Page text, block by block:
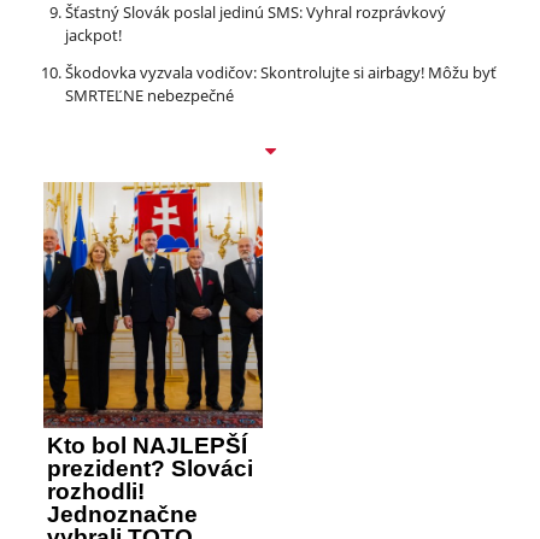
Šťastný Slovák poslal jedinú SMS: Vyhral rozprávkový
jackpot!
Škodovka vyzvala vodičov: Skontrolujte si airbagy! Môžu byť
SMRTEĽNE nebezpečné
Kto bol NAJLEPŠÍ
prezident? Slováci
rozhodli!
Jednoznačne